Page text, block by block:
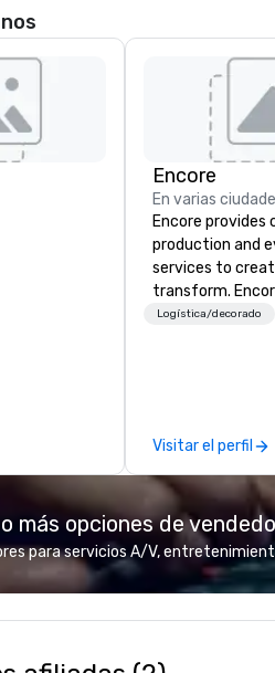
Encore
En varias
Encore provides
production and
services to
transform.
memorable
experts deliver
through
advanced
environmental,
digital solutions
and in-person
Logística/decorado
Visitar el perfil
más opciones de
para servicios A/V,